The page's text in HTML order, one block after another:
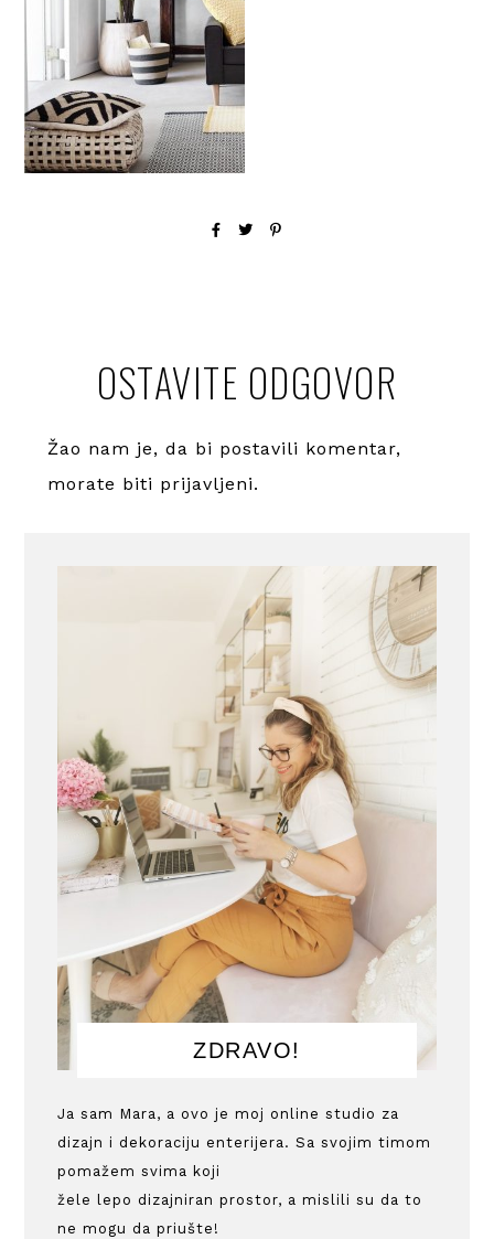
OSTAVITE ODGOVOR
Žao nam je, da bi postavili komentar,
morate biti prijavljeni.
ZDRAVO!
Ja sam Mara, a ovo je moj online studio za
dizajn i dekoraciju enterijera. Sa svojim timom
pomažem svima koji
žele lepo dizajniran prostor, a mislili su da to
ne mogu da priušte!